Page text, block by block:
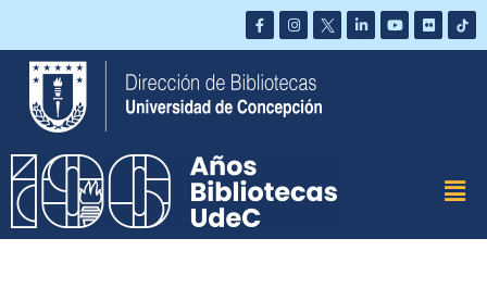
Saltar
contenido